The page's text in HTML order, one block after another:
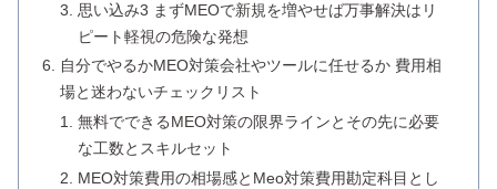
思い込み3 まずMEOで新規を増やせば万事解決はリ
ピート軽視の危険な発想
自分でやるかMEO対策会社やツールに任せるか 費用相
場と迷わないチェックリスト
無料でできるMEO対策の限界ラインとその先に必要
な工数とスキルセット
MEO対策費用の相場感とMeo対策費用勘定科目とし